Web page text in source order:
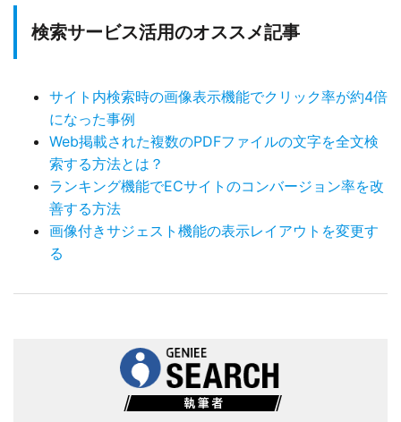
検索サービス活用のオススメ記事
サイト内検索時の画像表示機能でクリック率が約4倍
になった事例
Web掲載された複数のPDFファイルの文字を全文検
索する方法とは？
ランキング機能でECサイトのコンバージョン率を改
善する方法
画像付きサジェスト機能の表示レイアウトを変更す
る